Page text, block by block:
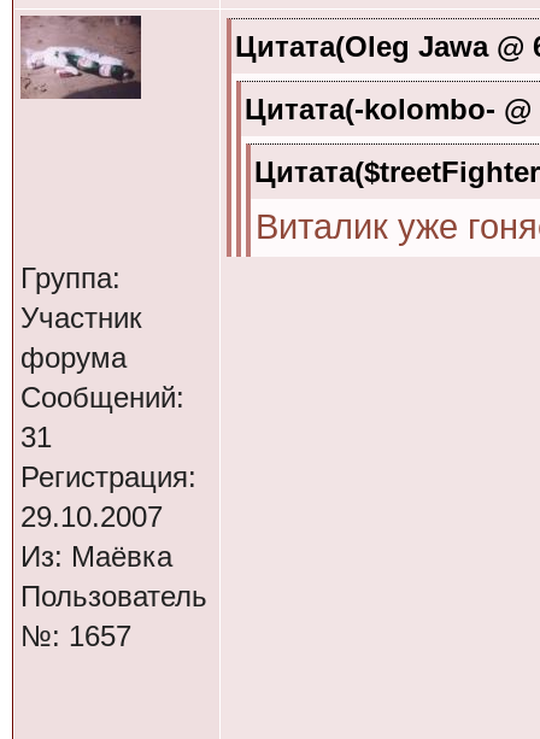
Группа:
Участник
форума
Сообщений:
31
Регистрация:
29.10.2007
Из: Маёвка
Пользователь
№: 1657
Цитата(Oleg Jawa @
Цитата(-kolombo-
Виталик уже